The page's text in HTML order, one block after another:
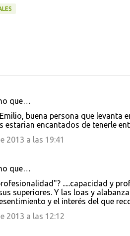
que…
buena persona que levanta
estarian encantados de tenerle
2013 a las 19:41
que…
.....capacidad y
superiores. Y las loas y
y el interés del que
2013 a las 12:12